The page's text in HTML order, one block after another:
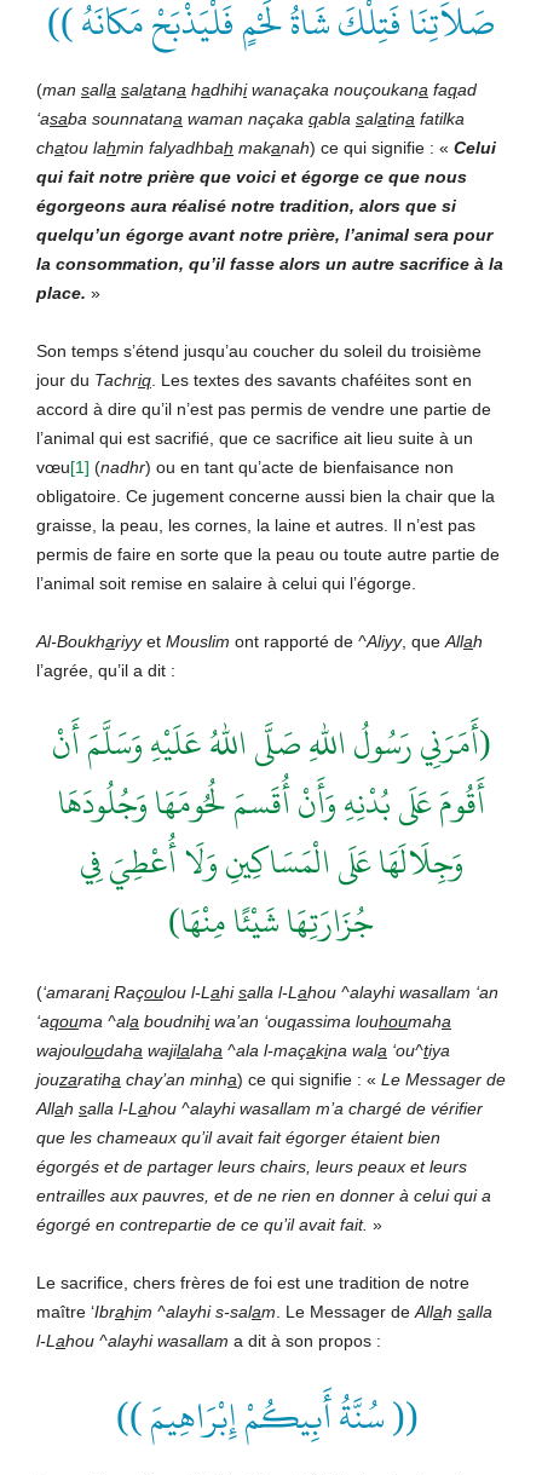
صَلاَتِنَا فَتِلْكَ شَاةُ لَحْمٍ فَلْيَذْبَحْ مَكانَهُ ))
(man salla salatana hadhihi wanaçaka nouçoukana faqad
‘asaba sounnatana waman naçaka qabla salatina fatilka
chatou lahmin falyadhbah makanah) ce qui signifie : « Celui
qui fait notre prière que voici et égorge ce que nous
égorgeons aura réalisé notre tradition, alors que si
quelqu’un égorge avant notre prière, l’animal sera pour
la consommation, qu’il fasse alors un autre sacrifice à la
place. »
Son temps s’étend jusqu’au coucher du soleil du troisième
jour du Tachriq . Les textes des savants chaféites sont en
accord à dire qu’il n’est pas permis de vendre une partie de
l’animal qui est sacrifié, que ce sacrifice ait lieu suite à un
vœu[1] (nadhr) ou en tant qu’acte de bienfaisance non
obligatoire. Ce jugement concerne aussi bien la chair que la
graisse, la peau, les cornes, la laine et autres. Il n’est pas
permis de faire en sorte que la peau ou toute autre partie de
l’animal soit remise en salaire à celui qui l’égorge.
Al-Boukhariyyet Mouslim ont rapporté de ^Aliyy, que Allah
l’agrée, qu’il a dit :
(أَمَرَنِي رَسُولُ اللهِ صَلَّى اللهُ عَلَيْهِ وَسَلَّمَ أَنْ
أَقُومَ عَلَى بُدْنِهِ وَأَنْ أُقَسمَ لُحُومَهَا وَجُلُودَهَا
وَجِلَالَهَا عَلَى الْمَسَاكِينِ وَلَا أُعْطِيَ فِي
جُزَارَتِـهَا شَيْئًا مِنْهَا)
(‘amarani Raçoulou l-Lahi salla l-Lahou ^alayhi wasallam ‘an
‘aqouma ^ala boudnihi wa’an ‘ouqassima louhoumaha
wajouloudaha wajilalaha ^ala l-maçakina wala ‘ou^tiya
jouzaratiha chay’an minha) ce qui signifie : « Le Messager de
Allah salla l-Lahou ^alayhiwasallam m’a chargé de vérifier
que les chameaux qu’ilavaitfaitégorger étaientbien
égorgés etde partager leurs chairs, leurs peaux etleurs
entrailles aux pauvres, etde ne rien en donner à celuiquia
égorgé en contrepartie de ce qu’ilavaitfait. »
Le sacrifice, chers frères de foi est une tradition de notre
maître ‘Ibrahim ^alayhis-salam. Le Messager deAllah salla
l-Lahou ^alayhiwasallam a dit à son propos :
(( سُنَّةُ أَبِيكُمْ إِبْرَاهِيمَ ))